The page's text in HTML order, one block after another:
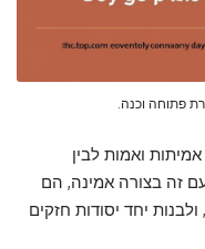
פתוחה וכנה.
ואמות לבין
זה בצורה אמינה, הם
יחד יסודות חזקים